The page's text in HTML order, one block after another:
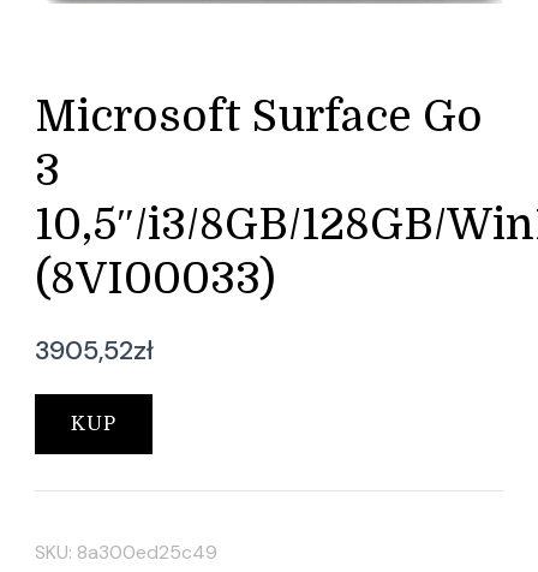
Microsoft Surface Go
3
10,5″/i3/8GB/128GB/
(8VI00033)
3905,52zł
KUP
SKU: 8a300ed25c49